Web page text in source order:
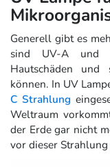
Generell gibt es
sind UV-A und
Hautschäden und
können. In UV
C Strahlung
Weltraum
der Erde gar nicht
vor dieser